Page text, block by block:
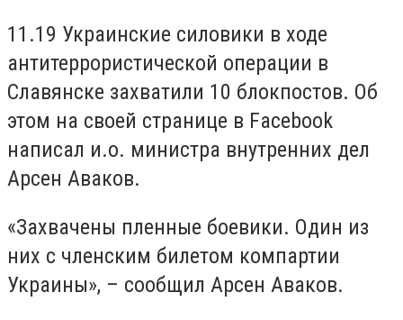
11.19 Украинские силовики в ходе
антитеррористической операции в
Славянске захватили 10 блокпостов. Об
этом на своей странице в Facebook
написал и.о. министра внутренних дел
Арсен Аваков.
«Захвачены пленные боевики. Один из
них с членским билетом компартии
Украины», – сообщил Арсен Аваков.